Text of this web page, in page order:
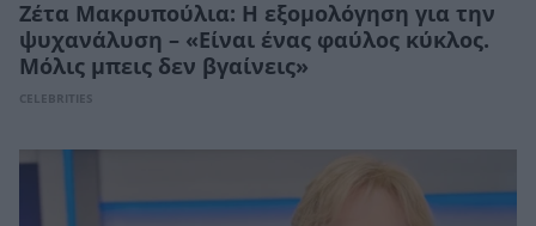
Ζέτα Μακρυπούλια: Η εξομολόγηση για την
ψυχανάλυση – «Είναι ένας φαύλος κύκλος.
Μόλις μπεις δεν βγαίνεις»
CELEBRITIES